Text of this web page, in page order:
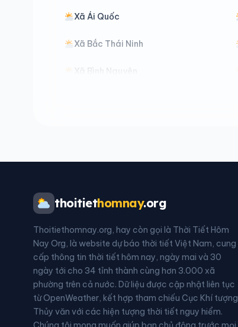
Xã Ái Quốc
Xã Bắc Thái Ninh
Xã Bình Nguyên
Xã Hồng Quang
Xã Khoái Châu
Xã Lê Quý Đôn
Xã Minh Thọ
Xã Nam Thụy Anh
thoitiethomnay.org
Thoitiethomnay.org, hay còn gọi là Thời Tiết Hôm
Nay Org, là website dự báo thời tiết Việt Nam, cung
cấp thông tin thời tiết hôm nay, ngày mai và 30
ngày tới cho 34 tỉnh thành cùng hơn 3.000 xã
phường trên cả nước. Dữ liệu được cập nhật liên tục
từ OpenWeather, kết hợp tham chiếu Cục Khí tượng
Thủy văn với các hiện tượng thời tiết nguy hiểm.